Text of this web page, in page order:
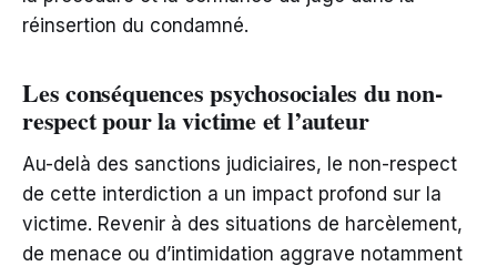
réinsertion du condamné.
Les conséquences psychosociales du non-
respect pour la victime et l’auteur
Au-delà des sanctions judiciaires, le non-respect
de cette interdiction a un impact profond sur la
victime. Revenir à des situations de harcèlement,
de menace ou d’intimidation aggrave notamment